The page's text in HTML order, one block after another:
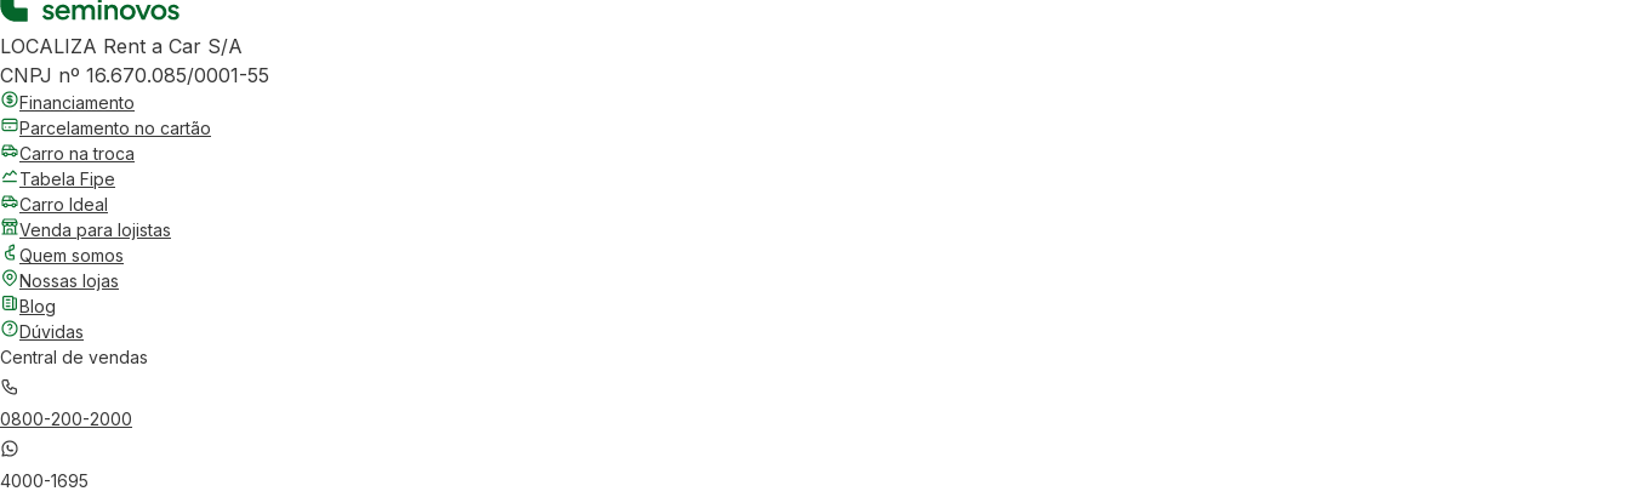
LOCALIZA Rent a Car S/A
CNPJ nº 16.670.085/0001-55
Financiamento
Parcelamento no cartão
Carro na troca
Tabela Fipe
Carro Ideal
Venda para lojistas
Quem somos
Nossas lojas
Blog
Dúvidas
Central de vendas
0800-200-2000
4000-1695